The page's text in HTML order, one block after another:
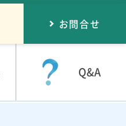
Q&A
お問合せ